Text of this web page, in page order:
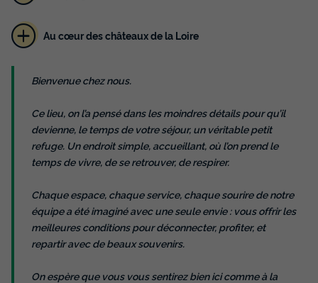
Au cœur des châteaux de la Loire
Bienvenue chez nous.
Ce lieu, on l’a pensé dans les moindres détails pour qu’il
devienne, le temps de votre séjour, un véritable petit
refuge. Un endroit simple, accueillant, où l’on prend le
temps de vivre, de se retrouver, de respirer.
Chaque espace, chaque service, chaque sourire de notre
équipe a été imaginé avec une seule envie : vous offrir les
meilleures conditions pour déconnecter, profiter, et
repartir avec de beaux souvenirs.
On espère que vous vous sentirez bien ici comme à la